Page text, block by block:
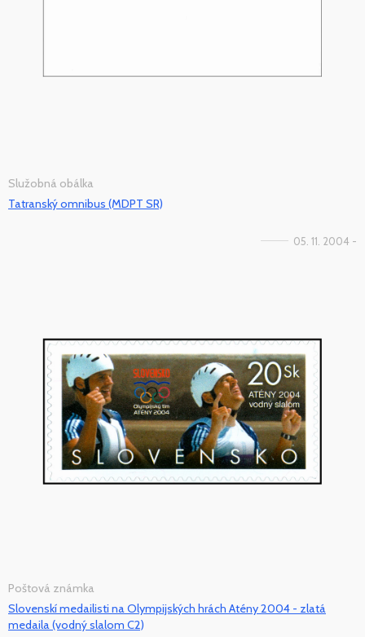
Služobná obálka
Tatranský omnibus (MDPT SR)
05. 11. 2004 -
Poštová známka
Slovenskí medailisti na Olympijských hrách Atény 2004 - zlatá
medaila (vodný slalom C2)